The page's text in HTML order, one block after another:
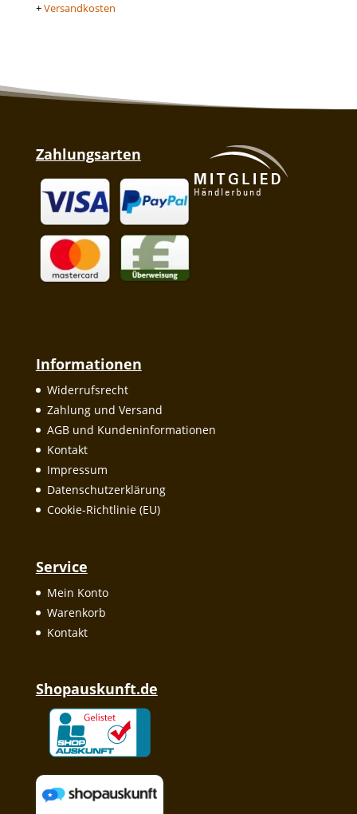
+Versandkosten
Zahlungsarten
Informationen
Widerrufsrecht
Zahlung und Versand
AGB und Kundeninformationen
Kontakt
Impressum
Datenschutzerklärung
Cookie-Richtlinie (EU)
Service
Mein Konto
Warenkorb
Kontakt
Shopauskunft.de